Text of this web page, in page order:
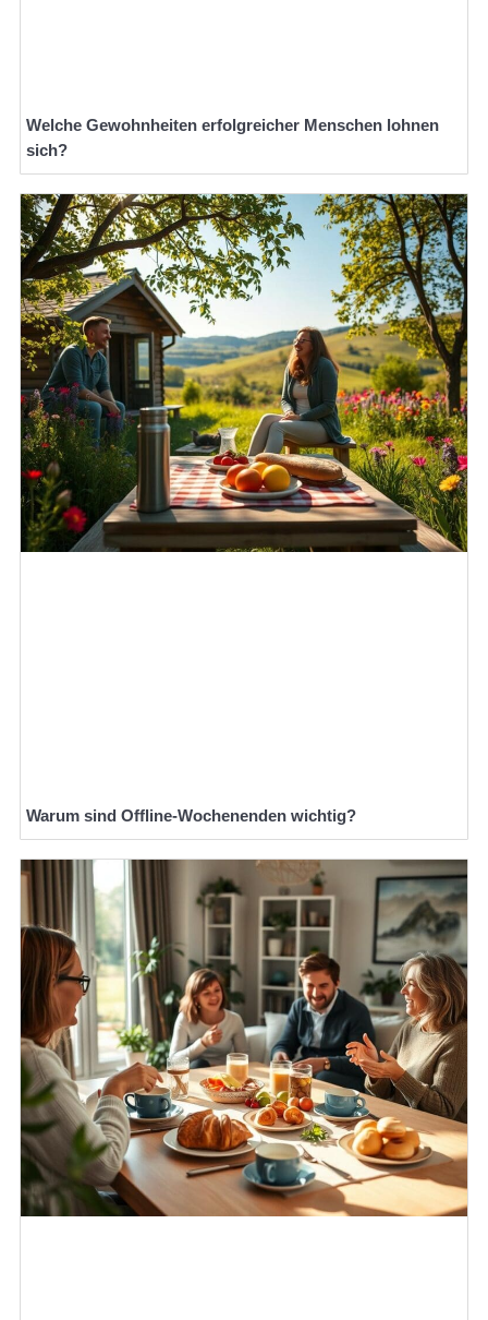
Welche Gewohnheiten erfolgreicher Menschen lohnen
sich?
Warum sind Offline-Wochenenden wichtig?